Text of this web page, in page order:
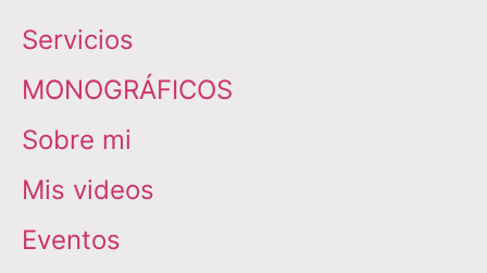
Servicios
MONOGRÁFICOS
Sobre mi
Mis videos
Eventos